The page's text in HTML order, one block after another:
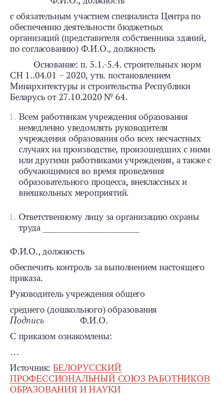
с обязательным участием специалиста Центра по
обеспечению деятельности бюджетных
организаций (представителя собственника зданий,
по согласованию) Ф.И.О., должность
Основание: п. 5.1.-5.4. строительных норм
СН 1..04.01 – 2020, утв. постановлением
Минархитектуры и строительства Республики
Беларусь от 27.10.2020 № 64.
Всем работникам учреждения образования
немедленно уведомлять руководителя
учреждения образования обо всех несчастных
случаях на производстве, произошедших с ними
или другими работниками учреждения, а также с
обучающимися во время проведения
образовательного процесса, внеклассных и
внешкольных мероприятий.
Ответственному лицу за организацию охраны
труда ____________________
Ф.И.О., должность
обеспечить контроль за выполнением настоящего
приказа.
Руководитель учреждения общего
среднего (дошкольного) образования
Подпись Ф.И.О.
С приказом ознакомлены:
…
Источник:БЕЛОРУССКИЙ
ПРОФЕССИОНАЛЬНЫЙ СОЮЗ РАБОТНИКОВ
ОБРАЗОВАНИЯ И НАУКИ